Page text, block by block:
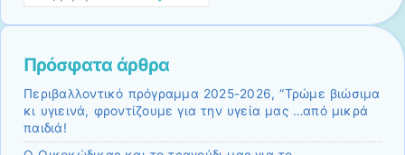
Πρόσφατα άρθρα
Περιβαλλοντικό πρόγραμμα 2025-2026, “Τρώμε βιώσιμα
κι υγιεινά, φροντίζουμε για την υγεία μας …από μικρά
παιδιά!